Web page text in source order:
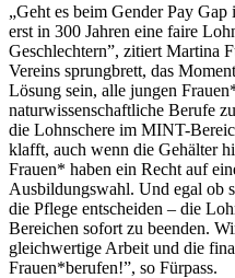
„Geht es beim Gender Pay
erst in 300 Jahren eine faire
Geschlechtern”, zitiert Martina
Vereins sprungbrett, das
Lösung sein, alle jungen
naturwissenschaftliche Berufe
die Lohnschere im MINT-
klafft, auch wenn die Gehälter
Frauen* haben ein Recht auf
Ausbildungswahl. Und egal ob
die Pflege entscheiden – die
Bereichen sofort zu beenden.
gleichwertige Arbeit und die
Frauen*berufen!”, so Fürpass.